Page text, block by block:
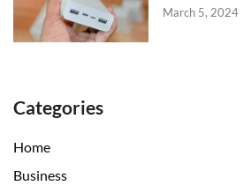
March 5, 2024
Categories
Home
Business